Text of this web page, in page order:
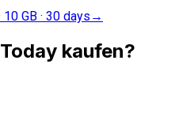
10 GB · 30 days →
kaufen?